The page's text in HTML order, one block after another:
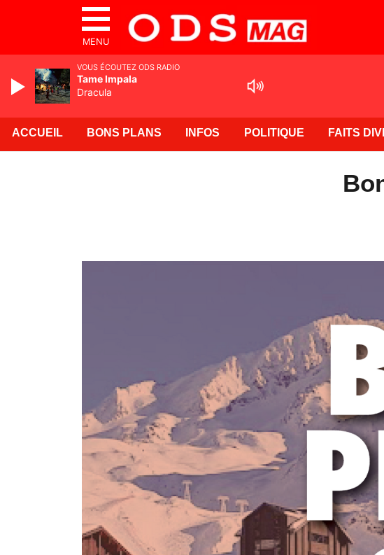
MENU
ACCUEIL BONS PLANS INFOS POLITIQUE FAITS
VOUS ÉCOUTEZ ODS RADIO
Tame Impala
Dracula